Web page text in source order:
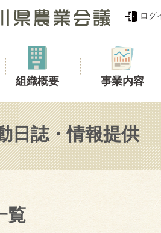
ログ
組織概要 事業内容
日誌・情報提供
覧